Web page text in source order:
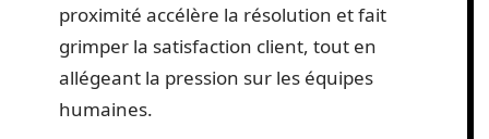
proximité accélère la résolution et fait
grimper la satisfaction client, tout en
allégeant la pression sur les équipes
humaines.